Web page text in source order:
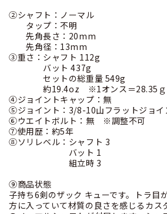
②シャフト：ノーマル
タップ：不明
先角長さ：20mm
先角径：13mm
③重さ：シャフト 112g
バット 437g
セットの総重量 549g
約19.4oz ※1オンス＝28.35ｇ
④ジョイントキャップ：無
⑤ジョイント：3/8-10山フラットジョイ
⑥ウエイトボルト：無 ※調整不可
⑦使用歴：約5年
⑧ソリレベル：シャフト 3
バット 1
組立時 3
⑨商品状態
子持ち6剣のザック キューです。トラ目
方に入っていて材質の良さを感じるカス